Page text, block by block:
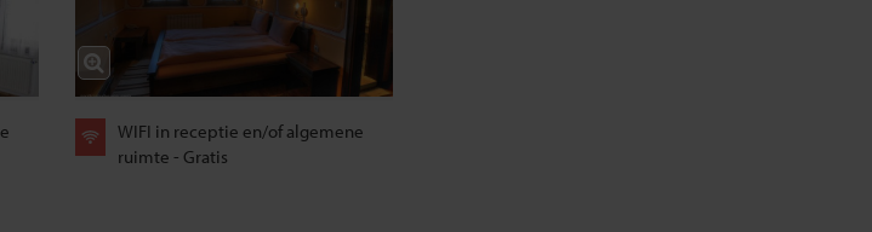
WIFI in receptie en/of algemene
ruimte - Gratis